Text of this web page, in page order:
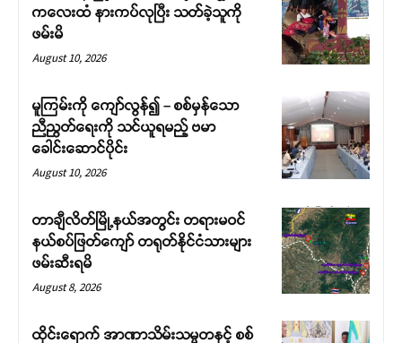
ကလေးထံ နားကပ်လုပြီး သတ်ခဲ့သူကို
ဖမ်းမိ
August 10, 2026
မူကြမ်းကို ကျော်လွန်၍ – စစ်မှန်သော
ညီညွတ်ရေးကို သင်ယူရမည့် ဗမာ
ခေါင်းဆောင်ပိုင်း
August 10, 2026
တာချီလိတ်မြို့နယ်အတွင်း တရားမဝင်
နယ်စပ်ဖြတ်ကျော် တရုတ်နိုင်ငံသားများ
ဖမ်းဆီးရမိ
August 8, 2026
ထိုင်းရောက် အာဏာသိမ်းသမ္မတနှင့် စစ်